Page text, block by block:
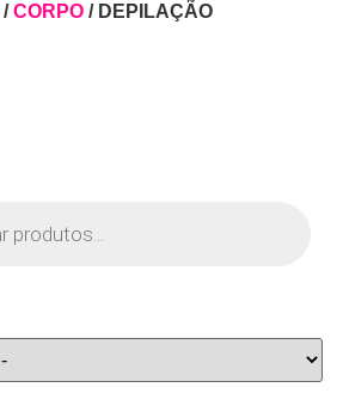
/CORPO / DEPILAÇÃO